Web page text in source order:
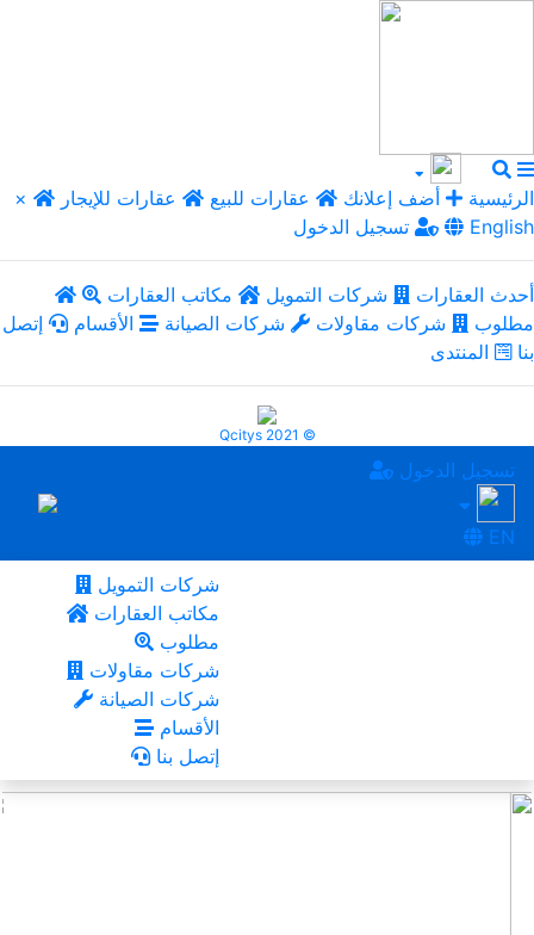
× الرئيسية أضف إعلانك عقارات للبيع
عقارات للإيجار
تسجيل الدخول
English
أحدث العقارات شركات التمويل
مكاتب العقارات
مطلوب
شركات مقاولات شركات الصيانة الأقسام
إتصل
بنا
المنتدى
Qcitys 2021 ©
تسجيل الدخول
EN
شركات التمويل
مكاتب العقارات
مطلوب
شركات مقاولات
شركات الصيانة
الأقسام
إتصل بنا